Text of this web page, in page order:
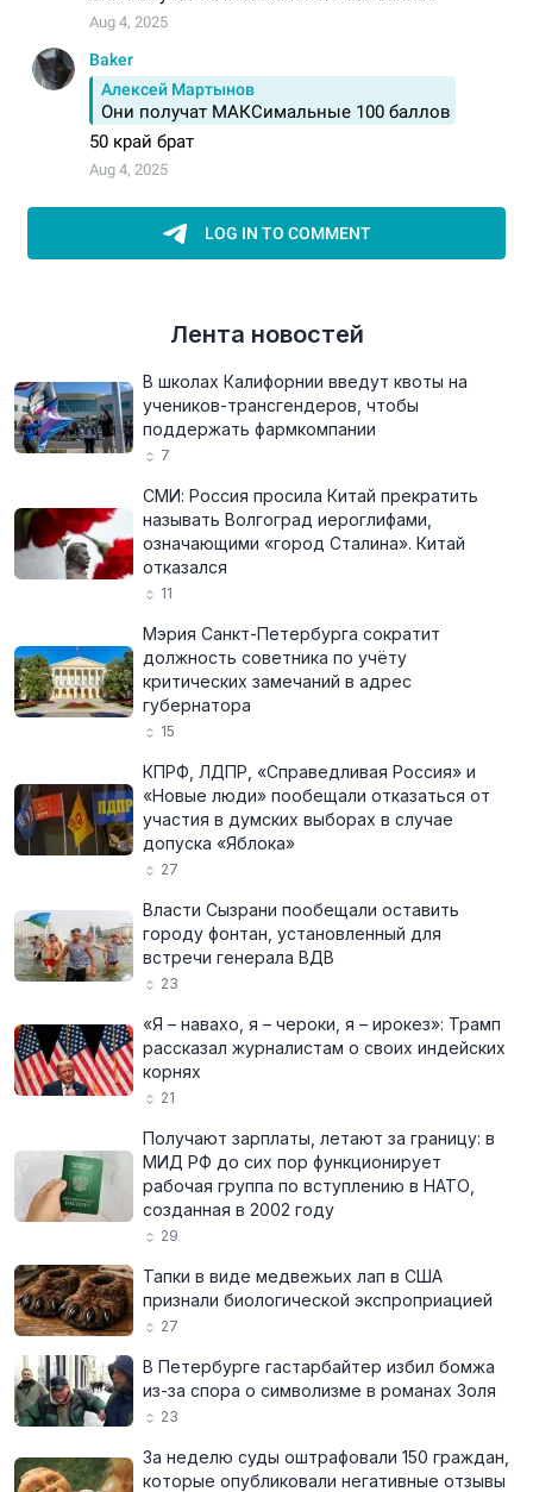
Лента новостей
В школах Калифорнии введут квоты на
учеников-трансгендеров, чтобы
поддержать фармкомпании
7
СМИ: Россия просила Китай прекратить
называть Волгоград иероглифами,
означающими «город Сталина». Китай
отказался
11
Мэрия Санкт-Петербурга сократит
должность советника по учёту
критических замечаний в адрес
губернатора
15
КПРФ, ЛДПР, «Справедливая Россия» и
«Новые люди» пообещали отказаться от
участия в думских выборах в случае
допуска «Яблока»
27
Власти Сызрани пообещали оставить
городу фонтан, установленный для
встречи генерала ВДВ
23
«Я – навахо, я – чероки, я – ирокез»: Трамп
рассказал журналистам о своих индейских
корнях
21
Получают зарплаты, летают за границу: в
МИД РФ до сих пор функционирует
рабочая группа по вступлению в НАТО,
созданная в 2002 году
29
Тапки в виде медвежьих лап в США
признали биологической экспроприацией
27
В Петербурге гастарбайтер избил бомжа
из-за спора о символизме в романах Золя
23
За неделю суды оштрафовали 150 граждан,
которые опубликовали негативные отзывы